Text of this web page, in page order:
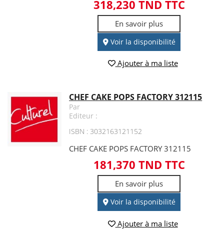
318,230 TND TTC
En savoir plus
Voir la disponibilité
Ajouter à ma liste
CHEF CAKE POPS FACTORY 312115
Par
Editeur :
ISBN : 3032163121152
CHEF CAKE POPS FACTORY 312115
181,370 TND TTC
En savoir plus
Voir la disponibilité
Ajouter à ma liste